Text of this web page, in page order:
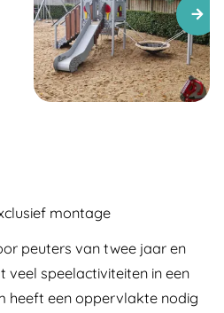
montage
peuters van twee jaar en
veel speelactiviteiten in een
heeft een oppervlakte nodig